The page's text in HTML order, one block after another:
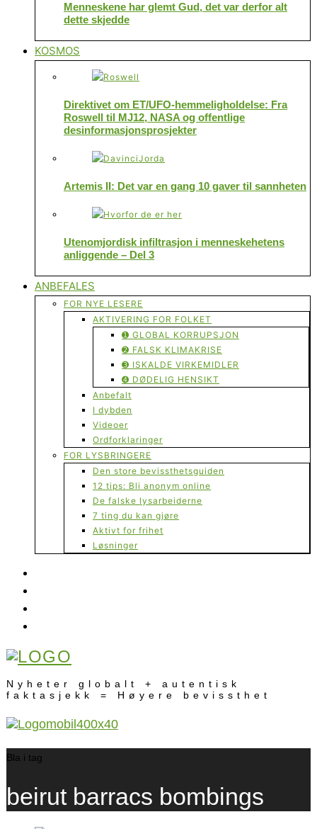
Menneskene har glemt Gud, det var derfor alt
dette skjedde
KOSMOS
Direktivet om ET/UFO-hemmeligholdelse: Fra
Roswell til MJ12, NASA og offentlige
desinformasjonsprosjekter
Artemis II: Det var en gang 10 gaver til sannheten
Utenomjordisk infiltrasjon i menneskehetens
anliggende – Del 3
ANBEFALES
FOR NYE LESERE
AKTIVERING FOR FOLKET
➊ GLOBAL KORRUPSJON
➋ FALSK KLIMAKRISE
➌ ISKALDE VIRKEMIDLER
➍ DØDELIG HENSIKT
Anbefalt
I dybden
Videoer
Ordforklaringer
FOR LYSBRINGERE
Den store bevissthetsguiden
12 tips: Bli anonym online
De falske lysarbeiderne
7 ting du kan gjøre
Aktivt for frihet
Løsninger
Nyheter globalt + autentisk
faktasjekk = Høyere bevissthet
Bla i tag
beirut barracs bombings